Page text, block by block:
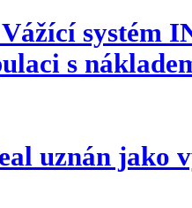
systém
s
uznán jako